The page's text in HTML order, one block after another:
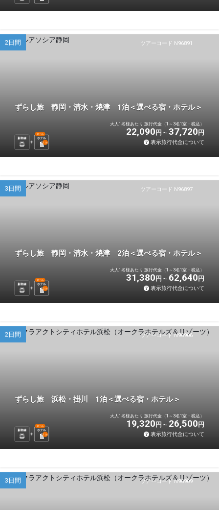
ツアーコード N96891
2日間
ずらし旅 静岡・清水・焼津 1泊＜選べる宿・ホテル＞
新幹線 ホテル
選べる
1 泊
大人1名様あたり 旅行代金（1～3名1室・税込）
22,090 円 37,720 円
表示旅行代金について
ツアーコード N96897
3日間
ずらし旅 静岡・清水・焼津 2泊＜選べる宿・ホテル＞
新幹線 ホテル
選べる
2泊
大人1名様あたり 旅行代金（1～3名1室・税込）
31,380 円 62,640 円
表示旅行代金について
ツアーコード N96906
2日間
ずらし旅 浜松・掛川 1泊＜選べる宿・ホテル＞
新幹線 ホテル
選べる
1 泊
大人1名様あたり 旅行代金（1～3名1室・税込）
19,320 円 26,500 円
表示旅行代金について
ツアーコード N96909
3日間